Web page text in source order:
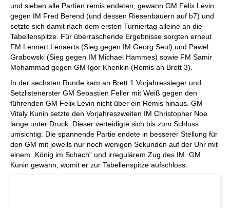
und sieben alle Partien remis endeten, gewann GM Felix Levin
gegen IM Fred Berend (und dessen Riesenbauern auf b7) und
setzte sich damit nach dem ersten Turniertag alleine an die
Tabellenspitze. Für überraschende Ergebnisse sorgten erneut
FM Lennert Lenaerts (Sieg gegen IM Georg Seul) und Pawel
Grabowski (Sieg gegen IM Michael Hammes) sowie FM Samir
Mohammad gegen GM Igor Khenkin (Remis an Brett 3).
In der sechsten Runde kam an Brett 1 Vorjahressieger und
Setzlistenerster GM Sebastien Feller mit Weiß gegen den
führenden GM Felix Levin nicht über ein Remis hinaus. GM
Vitaly Kunin setzte den Vorjahreszweiten IM Christopher Noe
lange unter Druck. Dieser verteidigte sich bis zum Schluss
umsichtig. Die spannende Partie endete in besserer Stellung für
den GM mit jeweils nur noch wenigen Sekunden auf der Uhr mit
einem „König im Schach“ und irregulärem Zug des IM. GM
Kunin gewann, womit er zur Tabellenspitze aufschloss.